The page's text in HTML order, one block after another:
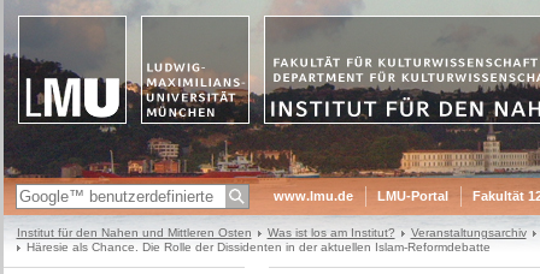
www.lmu.de LMU-Portal Fakultät
Institut für den Nahen und Mittleren Osten Was ist los am Institut?
Veranstaltungsarchiv
Häresie als Chance. Die Rolle der Dissidenten in der aktuellen Islam-Reformdebatte